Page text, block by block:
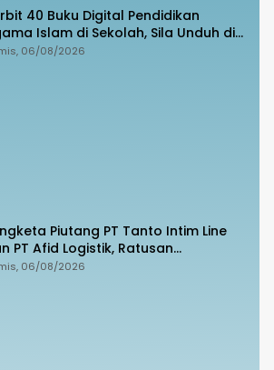
40 Buku Digital Pendidikan
Islam di Sekolah, Sila Unduh di
PAI
06/08/2026
Piutang PT Tanto Intim Line
PT Afid Logistik, Ratusan
Kawasan Indonesia Timur
06/08/2026